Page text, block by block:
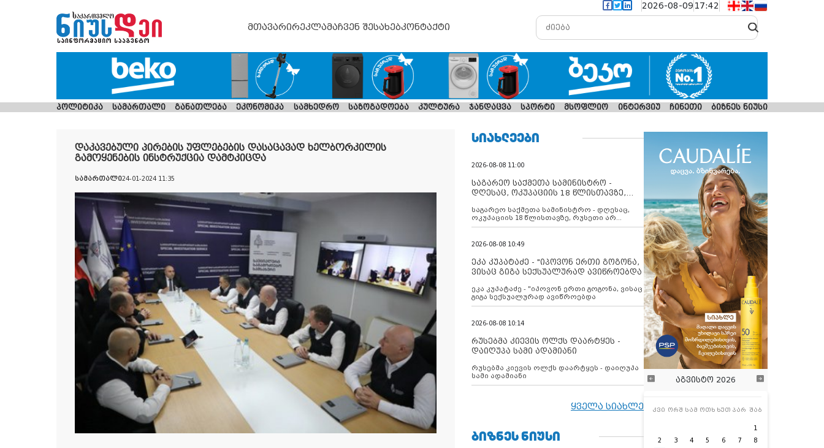
2026-08-09 17:42
მთავარირეკლამაჩვენ შესახებკონტაქტი
პოლიტიკა სამართალი განათლება ეკონომიკა სამხედრო საზოგადოება კულტურა ჯანდაცვა სპორტი მსოფლიო ინტერვიუ ჩინეთი ბიზნეს ნიუსი
დაკავებული პირების უფლებების დასაცავად ხელბორკილის
გამოყენების ინსტრუქცია დამტკიცდა
სამართალი24-01-2024 11:35
ᲡᲘᲐᲮᲚᲔᲔᲑᲘ
2026-08-08 11:00
საგარეო საქმეთა სამინისტრო -
დღესაც, ოკუპაციის 18 წლისთავზე,
შუამავლ
საგარეო საქმეთა სამინისტრო - დღესაც,
ოკუპაციის 18 წლისთავზე, რუსეთი არ
ასრულებს ევროკავშირის შუამავლობით
შეწყვეტის შეთანხმებას. მეტიც, რუსეთი
ოკუპირებულ რეგიონებში, აგრძელებს მათი
მილიტარიზაციის პროცესს და აქტიურად
დგამს ნაბიჯებს მათი ფაქტობრივი
2026-08-08 10:49
ეკა კუპატაძე - "იპოვონ ერთი გოგონა,
ვისაც გიგა სექსუალურად ავიწროებდა
ეკა კუპატაძე - "იპოვონ ერთი გოგონა, ვისაც
გიგა სექსუალურად ავიწროებდა
2026-08-08 10:14
რუსებმა კიევის ოლქს დაარტყეს -
დაიღუპა სამი ადამიანი
რუსებმა კიევის ოლქს დაარტყეს - დაიღუპა
სამი ადამიანი
ყველა სიახლე
ᲑᲘᲖᲜᲔᲡ ᲜᲘᲣᲡᲘ
აგვისტო 2026
კვი ორშ სამ ოთხ ხუთ პარ შაბ
1
2
3 4 5 6 7
8